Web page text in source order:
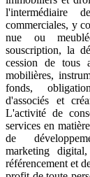
l'intermédiaire
commerciales, y
nue ou
souscription, la
cession de tous
mobilières,
fonds,
d'associés et
L'activité de
services en
de
marketing
référencement et